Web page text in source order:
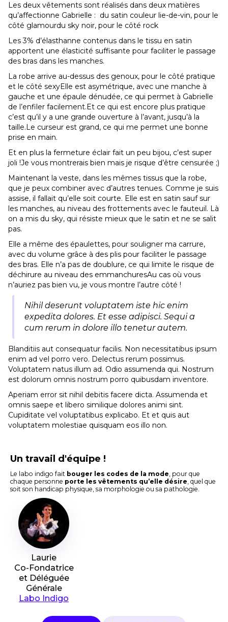
Les deux vêtements sont réalisés dans deux matières
qu’affectionne Gabrielle : du satin couleur lie-de-vin, pour le
côté glamourdu sky noir, pour le côté rock
Les 3% d’élasthanne contenus dans le tissu en satin
apportent une élasticité suffisante pour faciliter le passage
des bras dans les manches.
La robe arrive au-dessus des genoux, pour le côté pratique
et le côté sexyElle est asymétrique, avec une manche à
gauche et une épaule dénudée, ce qui permet à Gabrielle
de l’enfiler facilement.Et ce qui est encore plus pratique
c’est qu’il y a une grande ouverture à l’avant, jusqu’à la
taille.Le curseur est grand, ce qui me permet une bonne
prise en main.
Et en plus la fermeture éclair fait un peu bijou, c’est super
joli !Je vous montrerais bien mais je risque d’être censurée ;)
Maintenant la veste, dans les mêmes tissus que la robe,
que je peux combiner avec d’autres tenues. Comme je suis
assise, il fallait qu’elle soit courte. Elle est en satin sauf sur
les manches, au niveau des frottements avec le fauteuil. Là
on a mis du sky, qui résiste mieux que le satin et ne se salit
pas.
Elle a même des épaulettes, pour souligner ma carrure,
avec du volume grâce à des plis pour faciliter le passage
des bras. Elle n’a pas de doublure, ce qui limite le risque de
déchirure au niveau des emmanchuresAu cas où vous
n’auriez pas bien vu, je vous montre l’autre côté !
Nihil deserunt voluptatem iste hic enim
expedita dolores. Et esse adipisci. Sequi a
cum rerum in dolore illo tenetur autem.
Blanditiis aut consequatur facilis. Non necessitatibus ipsum
enim ad vel porro vero. Delectus rerum possimus.
Voluptatem natus illum ad. Odio assumenda qui. Nostrum
est dolorum omnis nostrum porro quibusdam inventore.
Aperiam error sit nihil debitis facere dicta. Assumenda et
omnis saepe et libero similique dolores animi sint.
Cupiditate vel voluptatibus explicabo. Et et quis aut
voluptatem molestiae quisquam eos illo non.
Un travail d'équipe !
Le labo indigo fait bouger les codes de la mode, pour que
chaque personne porte les vêtements qu’elle désire, quel que
soit son handicap physique, sa morphologie ou sa pathologie.
Laurie
Co-Fondatrice
et Déléguée
Générale
Labo Indigo